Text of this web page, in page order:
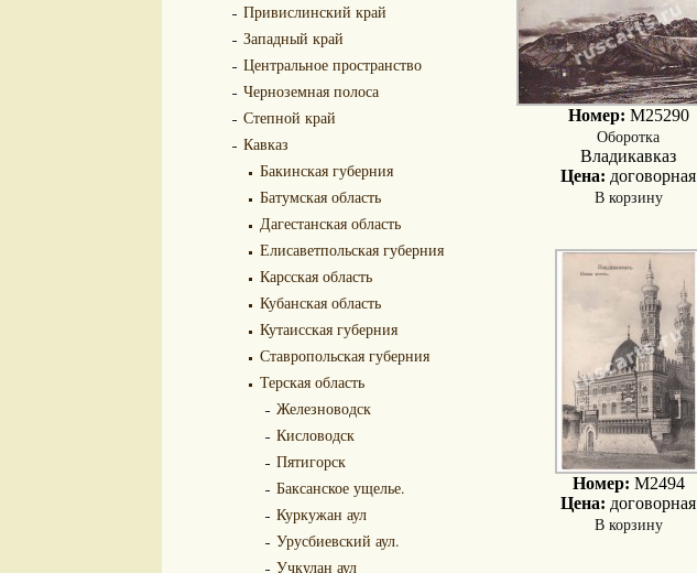
Привислинский край
Западный край
Центральное пространство
Черноземная полоса
Степной край
Кавказ
Бакинская губерния
Батумская область
Дагестанская область
Елисаветпольская губерния
Карсская область
Кубанская область
Кутаисская губерния
Ставропольская губерния
Терская область
Железноводск
Кисловодск
Пятигорск
Баксанское ущелье.
Куркужан аул
Урусбиевский аул.
Учкулан аул
Номер: M25290
Оборотка
Владикавказ
Цена: договорная
В корзину
Номер: M2494
Цена: договорная
В корзину